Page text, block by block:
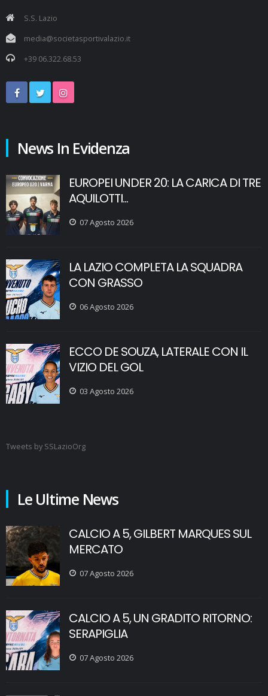
S.S. Lazio
media@societasportivalazio.it
+39 06.322.68.53
News In Evidenza
EUROPEI UNDER 20: LA CARICA DI TRE
AQUILOTTI...
07 Agosto 2026
LA LAZIO COMPLETA LA SQUADRA
CON GRASSO
06 Agosto 2026
ECCO DE SOUZA, LATERALE CON IL
VIZIO DEL GOL
03 Agosto 2026
Tweets by SSLazioOrg
Le Ultime News
CALCIO A 5, GILBERT MARQUES SUL
MERCATO
07 Agosto 2026
CALCIO A 5, UN GRADITO RITORNO:
SERAPIGLIA
07 Agosto 2026